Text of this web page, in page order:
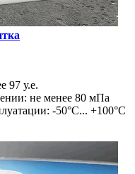
97 у.е.
не менее 80 мПа
-50°С... +100°С